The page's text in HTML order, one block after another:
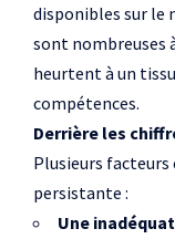
disponibles sur le
sont nombreuses
heurtent à un
compétences.
Derrière les
Plusieurs
persistante :
Une